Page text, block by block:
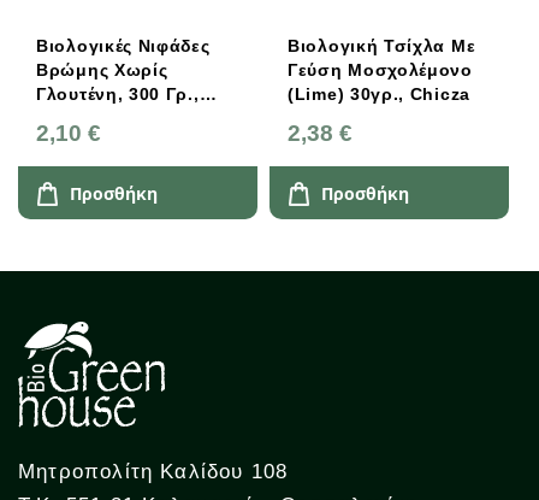
Βιολογικές Νιφάδες
Βρώμης Χωρίς
Γλουτένη, 300 Γρ.,
2,10 €
Προσθήκη
Βιολογική Τσίχλα Με
Γεύση Μοσχολέμονο
(Lime) 30γρ., Chicza
2,38 €
Προσθήκη
Μητροπολίτη Καλίδου 108